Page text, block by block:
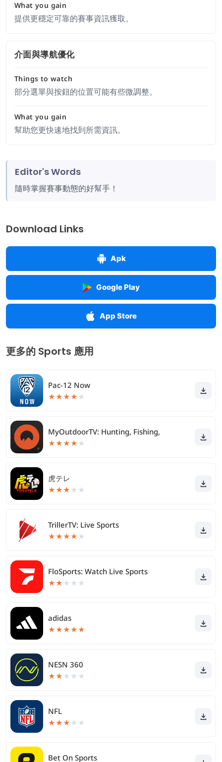
What you gain
提供更穩定可靠的賽事資訊獲取。
介面與導航優化
Things to watch
部分選單與按鈕的位置可能有些微調整。
What you gain
幫助您更快速地找到所需資訊。
Editor's Words
隨時掌握賽事動態的好幫手！
Download Links
Apk
Google Play
App Store
更多的 Sports 應用
Pac-12 Now
★★★★ ★
MyOutdoorTV: Hunting, Fishing,
★★★★ ★
虎テレ
★★★ ★ ★
TrillerTV: Live Sports
★★★★ ★
FloSports: Watch Live Sports
★★ ★ ★ ★
adidas
★★★★★
NESN 360
★★ ★ ★ ★
NFL
★★★ ★ ★
Bet On Sports